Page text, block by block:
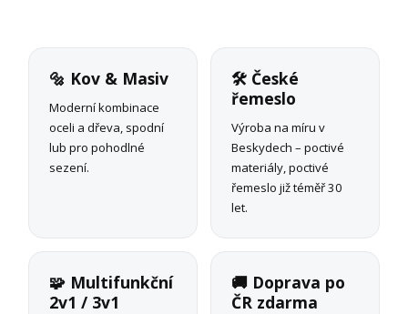
🔩 Kov & Masiv
Moderní kombinace
oceli a dřeva, spodní
lub pro pohodlné
sezení.
🛠 České
řemeslo
Výroba na míru v
Beskydech – poctivé
materiály, poctivé
řemeslo již téměř 30
let.
🧩 Multifunkční
2v1 / 3v1
🚚 Doprava po
ČR zdarma